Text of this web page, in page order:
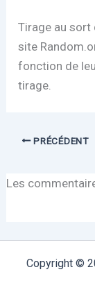
Tirage au sort
site
fonction de
tirage.
PRÉCÉDENT
Les
Copyright ©